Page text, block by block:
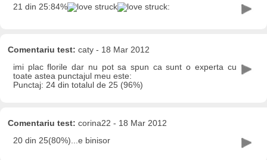
21 din 25:84%
:
Comentariu test: caty - 18 Mar 2012
imi plac florile dar nu pot sa spun ca sunt o experta cu
toate astea punctajul meu este:
Punctaj: 24 din totalul de 25 (96%)
Comentariu test: corina22 - 18 Mar 2012
20 din 25(80%)...e binisor